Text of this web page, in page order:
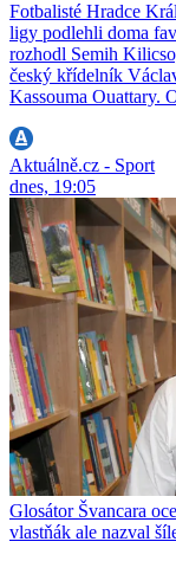
Fotbalisté Hradce
ligy podlehli doma
rozhodl Semih
český křídelník
Kassouma Ouattary.
Aktuálně.cz - Sport
dnes, 19:05
Glosátor Švancara
vlastňák ale nazval